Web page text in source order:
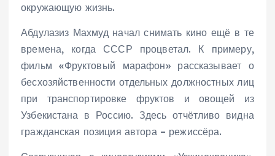
окружающую жизнь.
Абдулазиз Махмуд начал снимать кино ещё в те
времена, когда СССР процветал. К примеру,
фильм «Фруктовый марафон» рассказывает о
бесхозяйственности отдельных должностных лиц
при транспортировке фруктов и овощей из
Узбекистана в Россию. Здесь отчётливо видна
гражданская позиция автора – режиссёра.